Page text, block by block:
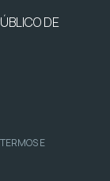
DE
TERMOS E